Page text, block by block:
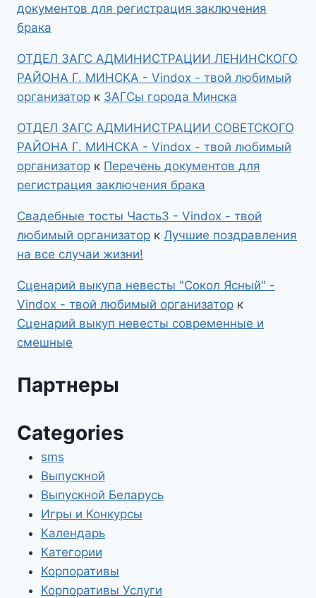
документов для регистрация заключения
брака
ОТДЕЛ ЗАГС АДМИНИСТРАЦИИ ЛЕНИНСКОГО
РАЙОНА Г. МИНСКА - Vindox - твой любимый
организатор к ЗАГСы города Минска
ОТДЕЛ ЗАГС АДМИНИСТРАЦИИ СОВЕТСКОГО
РАЙОНА Г. МИНСКА - Vindox - твой любимый
организатор к Перечень документов для
регистрация заключения брака
Свадебные тосты Часть3 - Vindox - твой
любимый организатор к Лучшие поздравления
на все случаи жизни!
Сценарий выкупа невесты "Сокол Ясный" -
Vindox - твой любимый организатор к
Сценарий выкуп невесты современные и
смешные
Партнеры
Categories
sms
Выпускной
Выпускной Беларусь
Игры и Конкурсы
Календарь
Категории
Корпоративы
Корпоративы Услуги